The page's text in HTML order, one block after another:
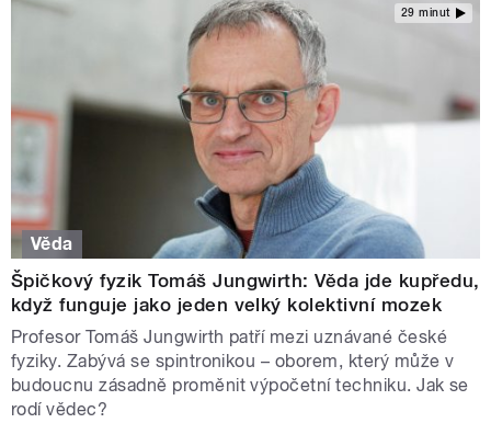
29 minut
Věda
Špičkový fyzik Tomáš Jungwirth: Věda jde kupředu,
když funguje jako jeden velký kolektivní mozek
Profesor Tomáš Jungwirth patří mezi uznávané české
fyziky. Zabývá se spintronikou – oborem, který může v
budoucnu zásadně proměnit výpočetní techniku. Jak se
rodí vědec?